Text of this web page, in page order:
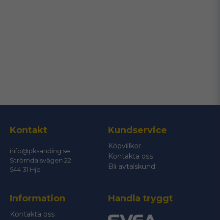
Ja, ni får publicera min fråga
Skicka fråga
Kontakt
info@pksanding.se
Strömdalsvägen 22
544 31 Hjo
Kundservice
Köpvillkor
Kontakta oss
Bli avtalskund
Information
Kontakta oss
Handla tryggt